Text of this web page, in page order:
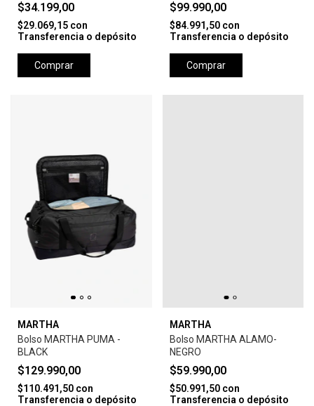
$34.199,00
$29.069,15 con
Transferencia o depósito
Comprar
$99.990,00
$84.991,50 con
Transferencia o depósito
Comprar
MARTHA
Bolso MARTHA PUMA -
BLACK
$129.990,00
$110.491,50 con
Transferencia o depósito
MARTHA
Bolso MARTHA ALAMO-
NEGRO
$59.990,00
$50.991,50 con
Transferencia o depósito